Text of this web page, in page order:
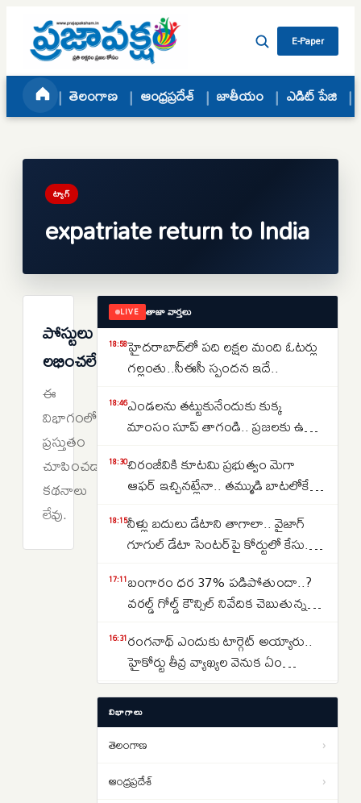
Skip to content
E-Paper
తెలంగాణ ఆంధ్రప్రదేశ్ జాతీయం ఎడిట్ పేజి
ట్యాగ్
expatriate return to India
పోస్టులు
లభించలేదు
ఈ
విభాగంలో
ప్రస్తుతం
చూపించడానికి
కథనాలు
లేవు.
LIVE తాజా వార్తలు
18:58హైదరాబాద్‌లో పది లక్షల మంది ఓటర్లు
గల్లంతు..సీఈసీ స్పందన ఇదే..
18:46ఎండలను తట్టుకునేందుకు కుక్క
మాంసం సూప్ తాగండి.. ప్రజలకు ఉత్తర
18:30చిరంజీవికి కూటమి ప్రభుత్వం మెగా
ఆఫర్ ఇచ్చినట్లేనా.. తమ్ముడి బాటలోకే
18:15నీళ్లు బదులు డేటాని తాగాలా.. వైజాగ్
గూగుల్ డేటా సెంటర్‌పై కోర్టులో కేసు..
17:11బంగారం ధర 37% పడిపోతుందా..?
వరల్డ్ గోల్డ్ కౌన్సిల్ నివేదిక చెబుతున్న
16:31రంగనాథ్ ఎందుకు టార్గెట్ అయ్యారు..
హైకోర్టు తీవ్ర వ్యాఖ్యల వెనుక ఏం
జరిగింది?
14:37తెలంగాణలో రూ. 40 వేల కోట్ల రైల్వే
ప్రాజెక్టులు ఫాస్ట్ ట్రాక్.. కాని ఒకటే
సమస్య..అదేంటంటే..
క్షుద్ర పూజలకు బలయ్యేదెవరు..
మూఢనమ్మకాల మధ్య వేడెక్కిన
విభాగాలు
తెలంగాణ ›
ఆంధ్రప్రదేశ్ ›